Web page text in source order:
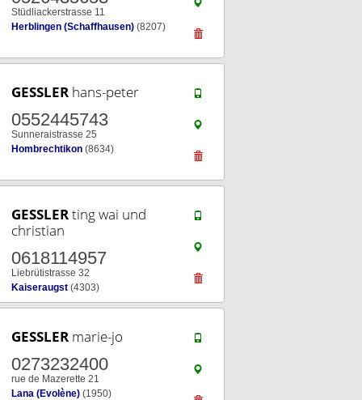
Stüdliackerstrasse 11
Herblingen (Schaffhausen) (8207)
GESSLER hans-peter
0552445743
Sunneraistrasse 25
Hombrechtikon (8634)
GESSLERting wai und
christian
0618114957
Liebrütistrasse 32
Kaiseraugst (4303)
GESSLER marie-jo
0273232400
rue de Mazerette 21
Lana (Evolène) (1950)